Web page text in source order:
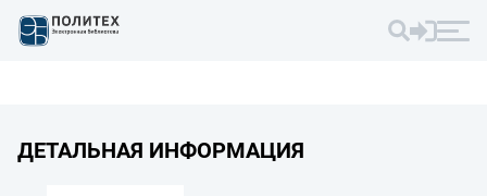
ДЕТАЛЬНАЯ ИНФОРМАЦИЯ